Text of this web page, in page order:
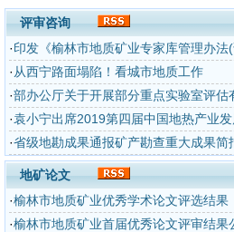
评审咨询
·印发《榆林市地质矿业专家库管理办法
· 从西宁路面塌陷！看城市地质工作
·部办公厅关于开展部分重点实验室评估
·袁小宁出席2019第四届中国地热产业
国际地热合作论坛
·省级地勘成果通报矿产勘查重大成果简
地矿论文
·榆林市地质矿业优秀学术论文评选结果
·榆林市地质矿业首届优秀论文评审结果